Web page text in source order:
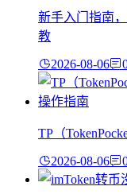
新手入门指南
教
2026-08-06
TP（
2026-08-06